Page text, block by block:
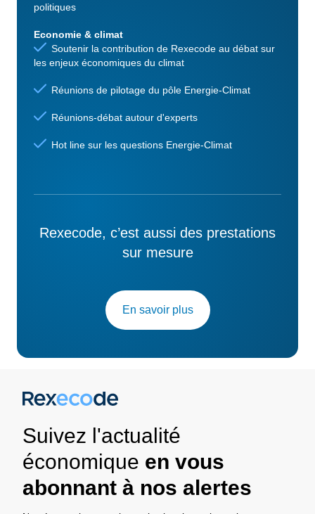
politiques
Economie & climat
Soutenir la contribution de Rexecode au débat sur
les enjeux économiques du climat
Réunions de pilotage du pôle Energie-Climat
Réunions-débat autour d'experts
Hot line sur les questions Energie-Climat
Rexecode, c’est aussi des prestations
sur mesure
En savoir plus
Suivez l'actualité
économique en vous
abonnant à nos alertes